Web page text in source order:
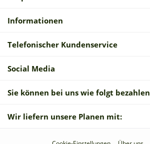
Informationen
Telefonischer Kundenservice
Social Media
Sie können bei uns wie folgt bezahlen
Wir liefern unsere Planen mit: